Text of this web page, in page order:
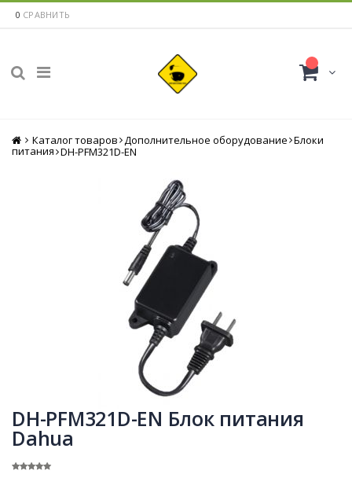
0 СРАВНИТЬ
Главная
Каталог товаров Дополнительное оборудование Блоки
питания DH-PFM321D-EN
DH-PFM321D-EN Блок питания
Dahua